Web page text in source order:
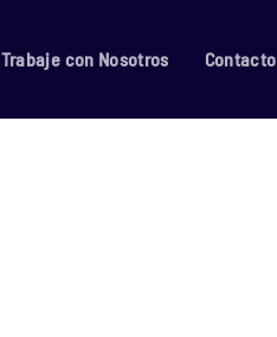
Trabaje con Nosotros Contacto